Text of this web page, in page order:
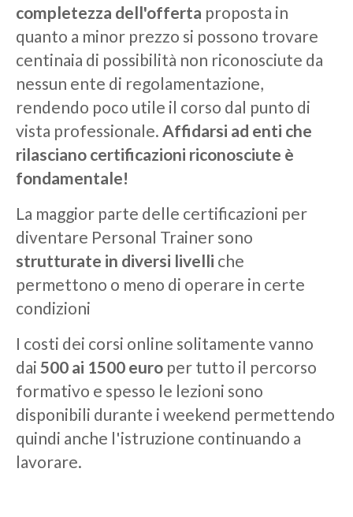
completezza dell'offerta proposta in
quanto a minor prezzo si possono trovare
centinaia di possibilità non riconosciute da
nessun ente di regolamentazione,
rendendo poco utile il corso dal punto di
vista professionale. Affidarsi ad enti che
rilasciano certificazioni riconosciute è
fondamentale!
La maggior parte delle certificazioni per
diventare Personal Trainer sono
strutturate in diversi livelli che
permettono o meno di operare in certe
condizioni
I costi dei corsi online solitamente vanno
dai 500 ai 1500 euro per tutto il percorso
formativo e spesso le lezioni sono
disponibili durante i weekend permettendo
quindi anche l'istruzione continuando a
lavorare.